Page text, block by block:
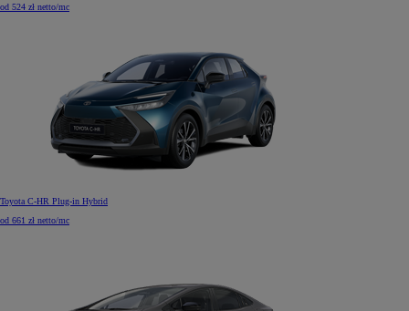
od 524 zł netto/mc
Toyota C-HR Plug-in Hybrid
od 661 zł netto/mc